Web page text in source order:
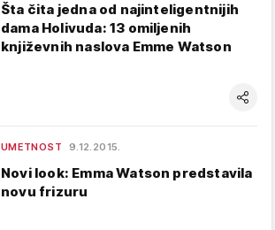
Šta čita jedna od najinteligentnijih
dama Holivuda: 13 omiljenih
književnih naslova Emme Watson
UMETNOST 9.12.2015.
Novi look: Emma Watson predstavila
novu frizuru